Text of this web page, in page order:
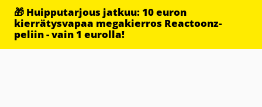
🎁 Huipputarjous jatkuu: 10 euron
kierrätysvapaa megakierros Reactoonz-
peliin - vain 1 eurolla!